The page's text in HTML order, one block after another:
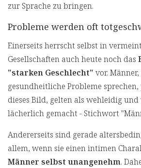
zur Sprache zu bringen.
Probleme werden oft
Einerseits herrscht selbst in
Gesellschaften auch heute noch das
"starken Geschlecht" vor.
gesundheitliche Probleme
dieses Bild, gelten als wehleidig
lächerlich gemacht - Stichwort
Andererseits sind gerade
allem, wenn sie einen intimen
Männer selbst unangenehm.